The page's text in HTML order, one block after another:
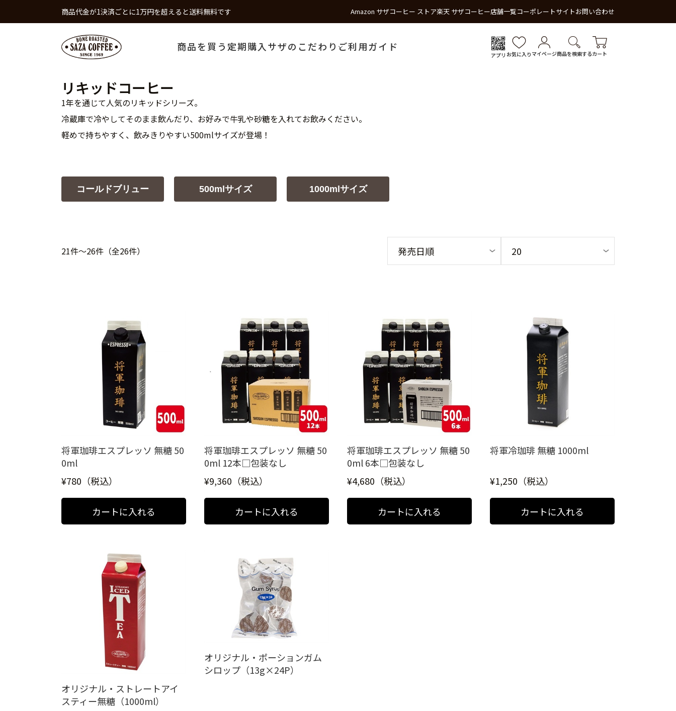
商品代金が1決済ごとに1万円を超えると送料無料です Amazon サザコーヒー ストア楽天 サザコーヒー店舗一覧コーポレートサイトお問い合わせ
商品を買う 定期購入 サザのこだわり ご利用ガイド
アプリ お気に入り マイページ商品を検索するカート
リキッドコーヒー
1年を通じて人気のリキッドシリーズ。
冷蔵庫で冷やしてそのまま飲んだり、お好みで牛乳や砂糖を入れてお飲みください。
軽めで持ちやすく、飲みきりやすい500mlサイズが登場！
コールドブリュー 500mlサイズ 1000mlサイズ
21件～26件（全26件）
将軍珈琲エスプレッソ 無糖 50
0ml
¥780（税込）
将軍珈琲エスプレッソ 無糖 50
0ml 12本□包装なし
¥9,360（税込）
将軍珈琲エスプレッソ 無糖 50
0ml 6本□包装なし
¥4,680（税込）
将軍冷珈琲 無糖 1000ml
¥1,250（税込）
オリジナル・ストレートアイ
スティー無糖（1000ml）
オリジナル・ポーションガム
シロップ（13g×24P）